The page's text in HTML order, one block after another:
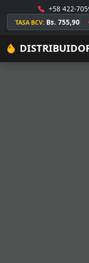
+58 422-
TASA BCV: Bs. 755,90